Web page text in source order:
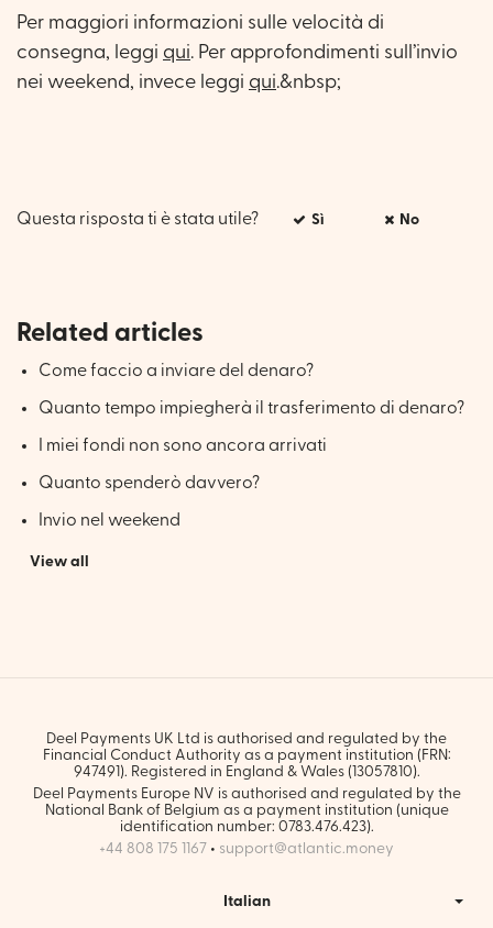
Per maggiori informazioni sulle velocità di
consegna, leggi qui. Per approfondimenti sull’invio
nei weekend, invece leggi qui.&nbsp;
Questa risposta ti è stata utile? Sì No
Related articles
Come faccio a inviare del denaro?
Quanto tempo impiegherà il trasferimento di denaro?
I miei fondi non sono ancora arrivati
Quanto spenderò davvero?
Invio nel weekend
View all
Deel Payments UK Ltd is authorised and regulated by the
Financial Conduct Authority as a payment institution (FRN:
947491). Registered in England & Wales (13057810).
Deel Payments Europe NV is authorised and regulated by the
National Bank of Belgium as a payment institution (unique
identification number: 0783.476.423).
+44 808 175 1167 • support@atlantic.money
Italian